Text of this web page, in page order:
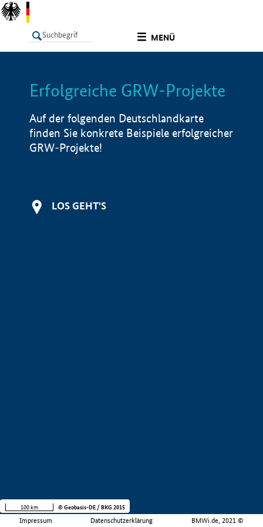
MENÜ
LISTE Info
Erfolgreiche GRW-Projekte
Auf der folgenden Deutschlandkarte
finden Sie konkrete Beispiele erfolgreicher
GRW-Projekte!
LOS GEHT'S
Impressum Datenschutzerklärung BMWi.de, 2021 ©
100 km © Geobasis-DE / BKG 2015